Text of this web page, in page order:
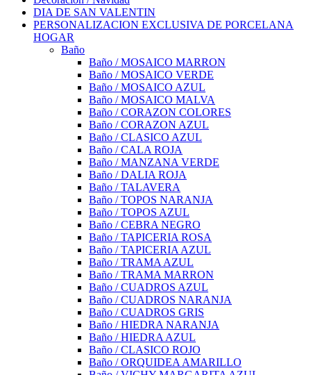
DIA DE SAN VALENTIN
PERSONALIZACION EXCLUSIVA DE PORCELANA
HOGAR
Baño
Baño / MOSAICO MARRON
Baño / MOSAICO VERDE
Baño / MOSAICO AZUL
Baño / MOSAICO MALVA
Baño / CORAZON COLORES
Baño / CORAZON AZUL
Baño / CLASICO AZUL
Baño / CALA ROJA
Baño / MANZANA VERDE
Baño / DALIA ROJA
Baño / TALAVERA
Baño / TOPOS NARANJA
Baño / TOPOS AZUL
Baño / CEBRA NEGRO
Baño / TAPICERIA ROSA
Baño / TAPICERIA AZUL
Baño / TRAMA AZUL
Baño / TRAMA MARRON
Baño / CUADROS AZUL
Baño / CUADROS NARANJA
Baño / CUADROS GRIS
Baño / HIEDRA NARANJA
Baño / HIEDRA AZUL
Baño / CLASICO ROJO
Baño / ORQUIDEA AMARILLO